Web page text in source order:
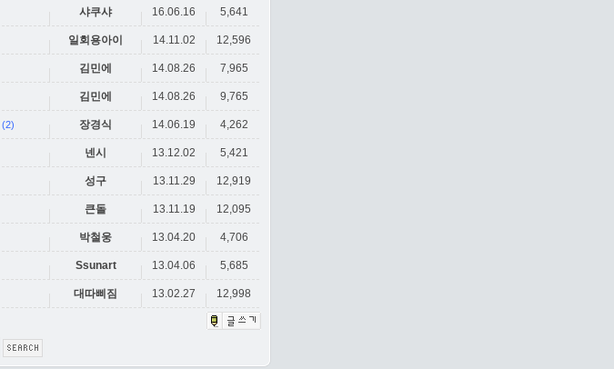
샤쿠샤 16.06.16 5,641
일회용아이 14.11.02 12,596
김민에 14.08.26 7,965
김민에 14.08.26 9,765
(2) 장경식 14.06.19 4,262
넨시 13.12.02 5,421
성구 13.11.29 12,919
큰돌 13.11.19 12,095
박철웅 13.04.20 4,706
Ssunart 13.04.06 5,685
대따삐짐 13.02.27 12,998